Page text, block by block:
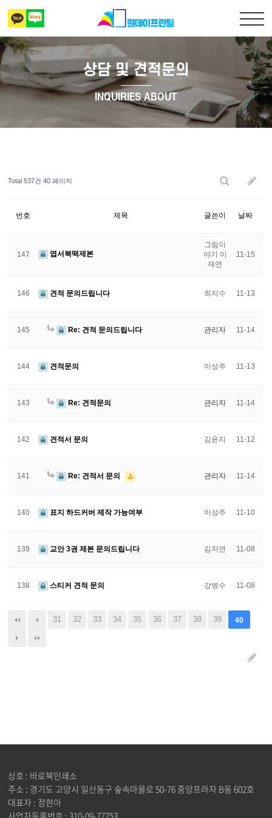
출력복사
책만들기
상담 및 견적문의
INQUIRIES ABOUT
Total 537건 40 페이지
번호 제목 글쓴이 날짜
147 엽서북떡제본
그림이
야기 이
재연
11-15
146 견적 문의드립니다 최지수 11-13
145 Re: 견적 문의드립니다 관리자 11-14
144 견적문의 이성주 11-13
143 Re: 견적문의 관리자 11-14
142 견적서 문의 김윤지 11-12
141 Re: 견적서 문의 관리자 11-14
140 표지 하드커버 제작 가능여부 이성주 11-10
139 교안 3권 제본 문의드립니다 김지연 11-08
138 스티커 견적 문의 강병수 11-08
31 32 33 34 35 36 37 38 39 40
상호 : 바로북인쇄소
주소 : 경기도 고양시 일산동구 숲속마을로 50-76 중앙프라자 B동 602호
대표자 : 정현아
사업자등록번호 : 310-09-77753